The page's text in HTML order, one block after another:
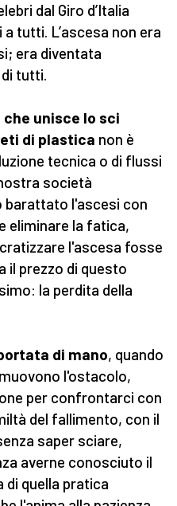
dal Giro d’Italia
tutti. L’ascesa non era
era diventata
tutti.
unisce lo sci
di plastica non è
tecnica o di flussi
società
barattato l'ascesi con
eliminare la fatica,
l'ascesa fosse
il prezzo di questo
la perdita della
di mano, quando
l'ostacolo,
per confrontarci con
del fallimento, con il
saper sciare,
averne conosciuto il
di quella pratica